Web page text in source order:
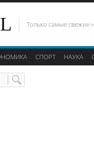
Только самые свежие
СПОРТ НАУКА